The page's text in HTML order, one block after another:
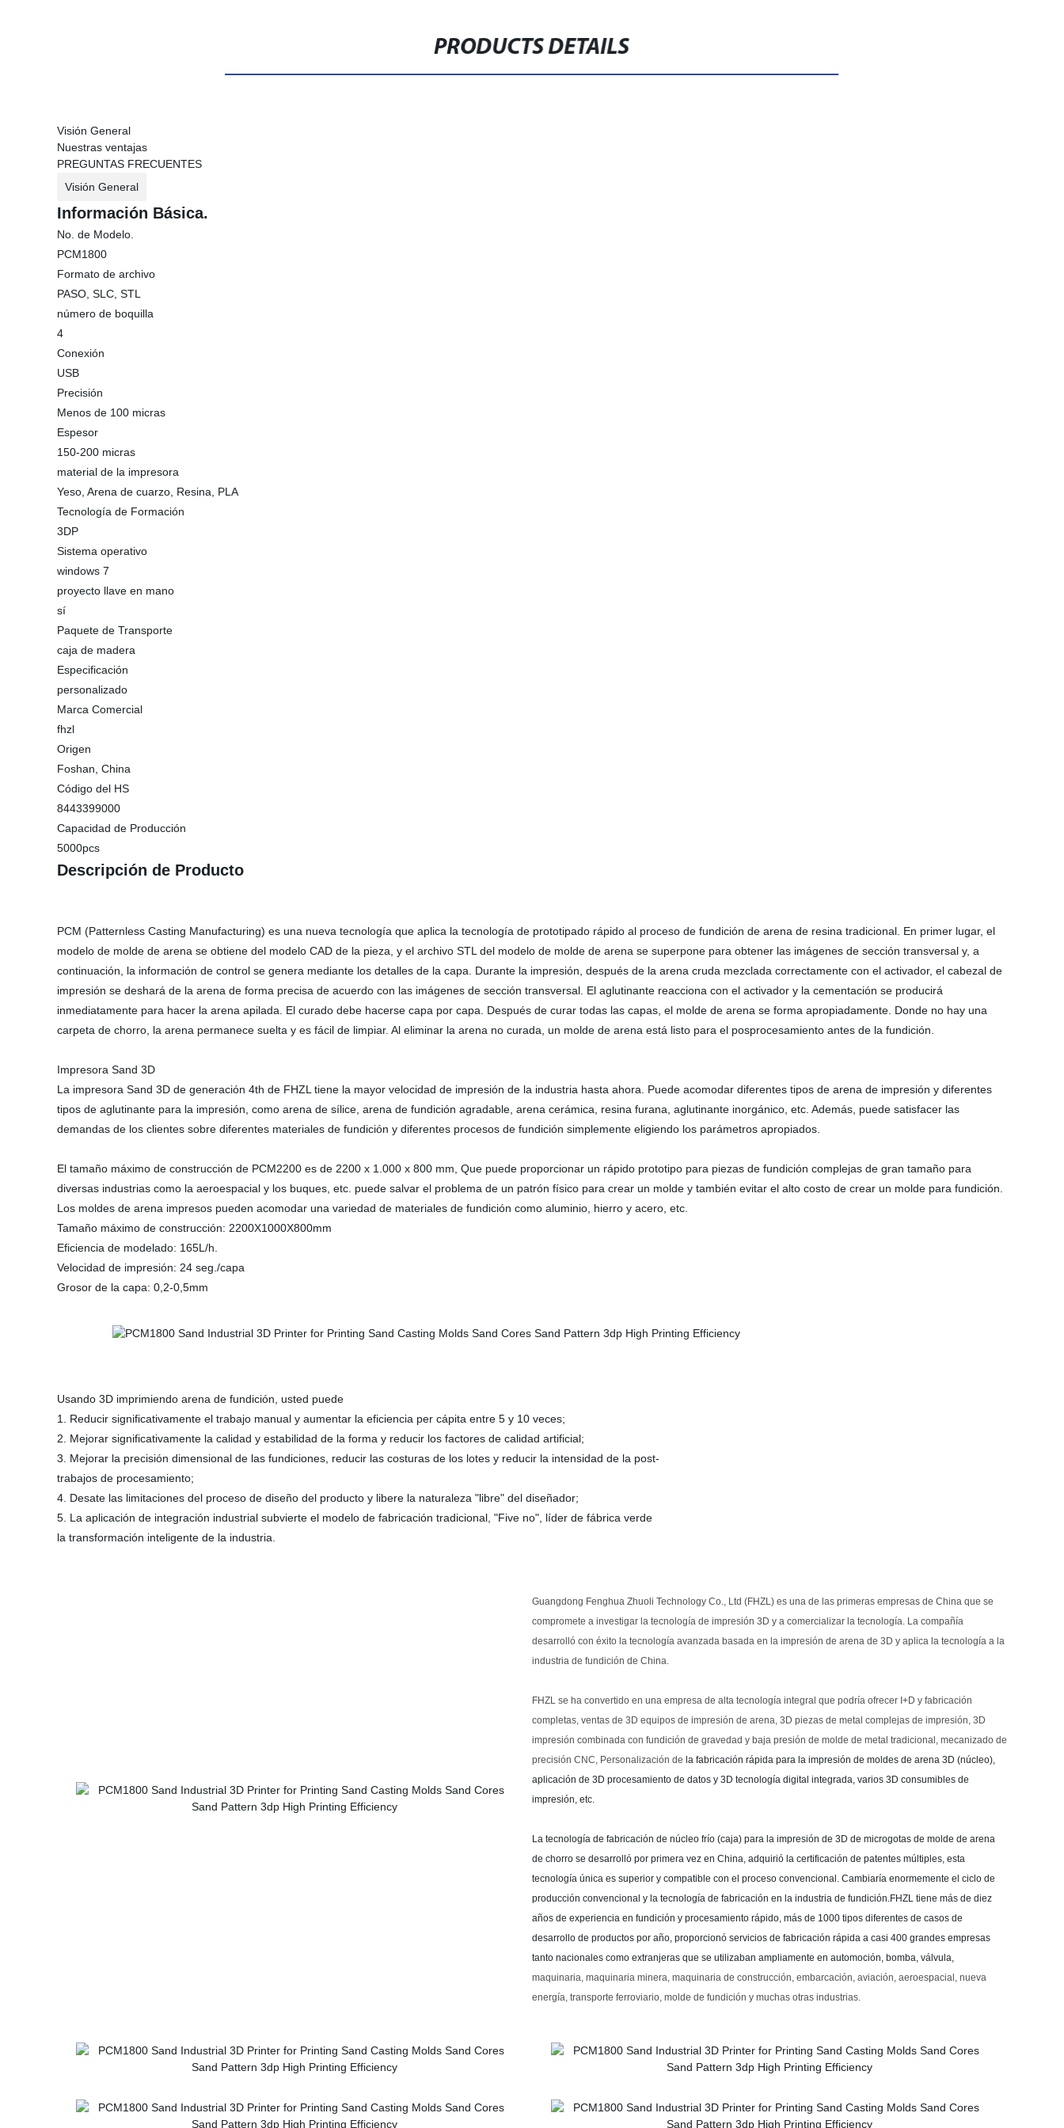
PRODUCTS DETAILS
Visión General
Nuestras ventajas
PREGUNTAS FRECUENTES
Visión General
Información Básica.
No. de Modelo.
PCM1800
Formato de archivo
PASO, SLC, STL
número de boquilla
4
Conexión
USB
Precisión
Menos de 100 micras
Espesor
150-200 micras
material de la impresora
Yeso, Arena de cuarzo, Resina, PLA
Tecnología de Formación
3DP
Sistema operativo
windows 7
proyecto llave en mano
sí
Paquete de Transporte
caja de madera
Especificación
personalizado
Marca Comercial
fhzl
Origen
Foshan, China
Código del HS
8443399000
Capacidad de Producción
5000pcs
Descripción de Producto
PCM (Patternless Casting Manufacturing) es una nueva tecnología que aplica la tecnología de prototipado rápido al proceso de fundición de arena de resina tradicional. En primer lugar, el
modelo de molde de arena se obtiene del modelo CAD de la pieza, y el archivo STL del modelo de molde de arena se superpone para obtener las imágenes de sección transversal y, a
continuación, la información de control se genera mediante los detalles de la capa. Durante la impresión, después de la arena cruda mezclada correctamente con el activador, el cabezal de
impresión se deshará de la arena de forma precisa de acuerdo con las imágenes de sección transversal. El aglutinante reacciona con el activador y la cementación se producirá
inmediatamente para hacer la arena apilada. El curado debe hacerse capa por capa. Después de curar todas las capas, el molde de arena se forma apropiadamente. Donde no hay una
carpeta de chorro, la arena permanece suelta y es fácil de limpiar. Al eliminar la arena no curada, un molde de arena está listo para el posprocesamiento antes de la fundición.
Impresora Sand 3D
La impresora Sand 3D de generación 4th de FHZL tiene la mayor velocidad de impresión de la industria hasta ahora. Puede acomodar diferentes tipos de arena de impresión y diferentes
tipos de aglutinante para la impresión, como arena de sílice, arena de fundición agradable, arena cerámica, resina furana, aglutinante inorgánico, etc. Además, puede satisfacer las
demandas de los clientes sobre diferentes materiales de fundición y diferentes procesos de fundición simplemente eligiendo los parámetros apropiados.
El tamaño máximo de construcción de PCM2200 es de 2200 x 1.000 x 800 mm, Que puede proporcionar un rápido prototipo para piezas de fundición complejas de gran tamaño para
diversas industrias como la aeroespacial y los buques, etc. puede salvar el problema de un patrón físico para crear un molde y también evitar el alto costo de crear un molde para fundición.
Los moldes de arena impresos pueden acomodar una variedad de materiales de fundición como aluminio, hierro y acero, etc.
Tamaño máximo de construcción: 2200X1000X800mm
Eficiencia de modelado: 165L/h.
Velocidad de impresión: 24 seg./capa
Grosor de la capa: 0,2-0,5mm
Usando 3D imprimiendo arena de fundición, usted puede
1. Reducir significativamente el trabajo manual y aumentar la eficiencia per cápita entre 5 y 10 veces;
2. Mejorar significativamente la calidad y estabilidad de la forma y reducir los factores de calidad artificial;
3. Mejorar la precisión dimensional de las fundiciones, reducir las costuras de los lotes y reducir la intensidad de la post-
trabajos de procesamiento;
4. Desate las limitaciones del proceso de diseño del producto y libere la naturaleza "libre" del diseñador;
5. La aplicación de integración industrial subvierte el modelo de fabricación tradicional, "Five no", líder de fábrica verde
la transformación inteligente de la industria.
Guangdong Fenghua Zhuoli Technology Co., Ltd (FHZL) es una de las primeras empresas de China que se
compromete a investigar la tecnología de impresión 3D y a comercializar la tecnología. La compañía
desarrolló con éxito la tecnología avanzada basada en la impresión de arena de 3D y aplica la tecnología a la
industria de fundición de China.
FHZL se ha convertido en una empresa de alta tecnología integral que podría ofrecer I+D y fabricación
completas, ventas de 3D equipos de impresión de arena, 3D piezas de metal complejas de impresión, 3D
impresión combinada con fundición de gravedad y baja presión de molde de metal tradicional, mecanizado de
precisión CNC, Personalización de la fabricación rápida para la impresión de moldes de arena 3D (núcleo),
aplicación de 3D procesamiento de datos y 3D tecnología digital integrada, varios 3D consumibles de
impresión, etc.
La tecnología de fabricación de núcleo frío (caja) para la impresión de 3D de microgotas de molde de arena
de chorro se desarrolló por primera vez en China, adquirió la certificación de patentes múltiples, esta
tecnología única es superior y compatible con el proceso convencional. Cambiaría enormemente el ciclo de
producción convencional y la tecnología de fabricación en la industria de fundición.FHZL tiene más de diez
años de experiencia en fundición y procesamiento rápido, más de 1000 tipos diferentes de casos de
desarrollo de productos por año, proporcionó servicios de fabricación rápida a casi 400 grandes empresas
tanto nacionales como extranjeras que se utilizaban ampliamente en automoción, bomba, válvula,
maquinaria, maquinaria minera, maquinaria de construcción, embarcación, aviación, aeroespacial, nueva
energía, transporte ferroviario, molde de fundición y muchas otras industrias.